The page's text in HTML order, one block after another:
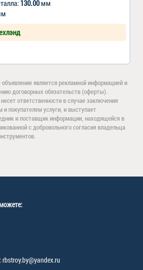
130.00мм
объявление является рекламной информацией и
договорных обязательств (оферты).
ответственности в случае заключения
покупателем услуги, и выступает
и поставщик информации, находящейся в
с добровольного согласия владельца